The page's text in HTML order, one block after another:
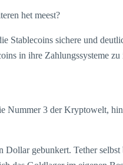
Stablecoins sichere und
in ihre Zahlungssysteme zu
Nummer 3 der Kryptowelt,
gebunkert. Tether